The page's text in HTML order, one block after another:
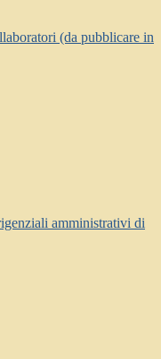
(da pubblicare in
amministrativi di